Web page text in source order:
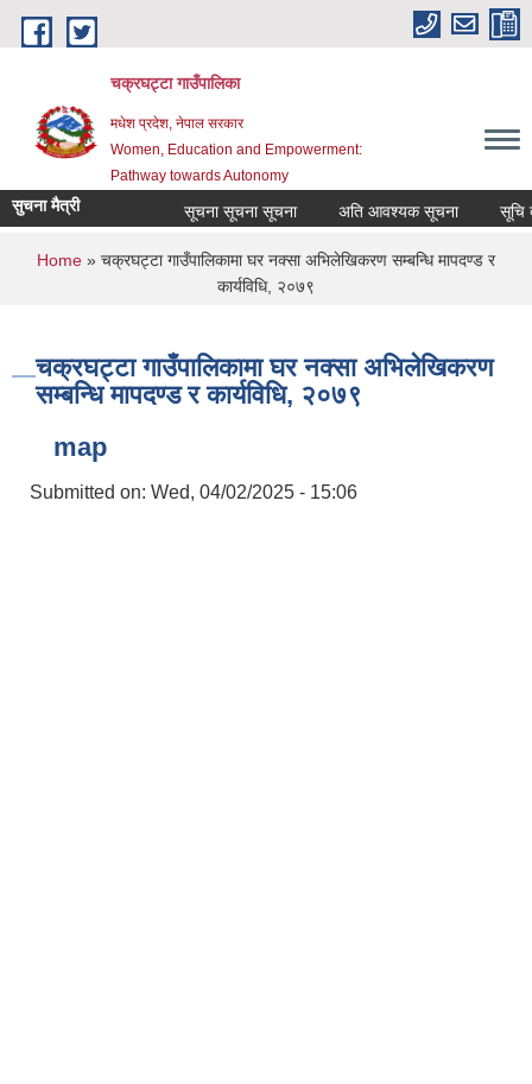
Skip to main content
चक्रघट्टा गाउँपालिका
मधेश प्रदेश, नेपाल सरकार
Women, Education and Empowerment:
Pathway towards Autonomy
सुचना मैत्री सूचना सूचना सूचना अति आवश्यक सूचना सूचि
You are here
Home » चक्रघट्टा गाउँपालिकामा घर नक्सा अभिलेखिकरण सम्बन्धि मापदण्ड र
कार्यविधि, २०७९
चक्रघट्टा गाउँपालिकामा घर नक्सा अभिलेखिकरण
सम्बन्धि मापदण्ड र कार्यविधि, २०७९
map
Submitted on: Wed, 04/02/2025 - 15:06